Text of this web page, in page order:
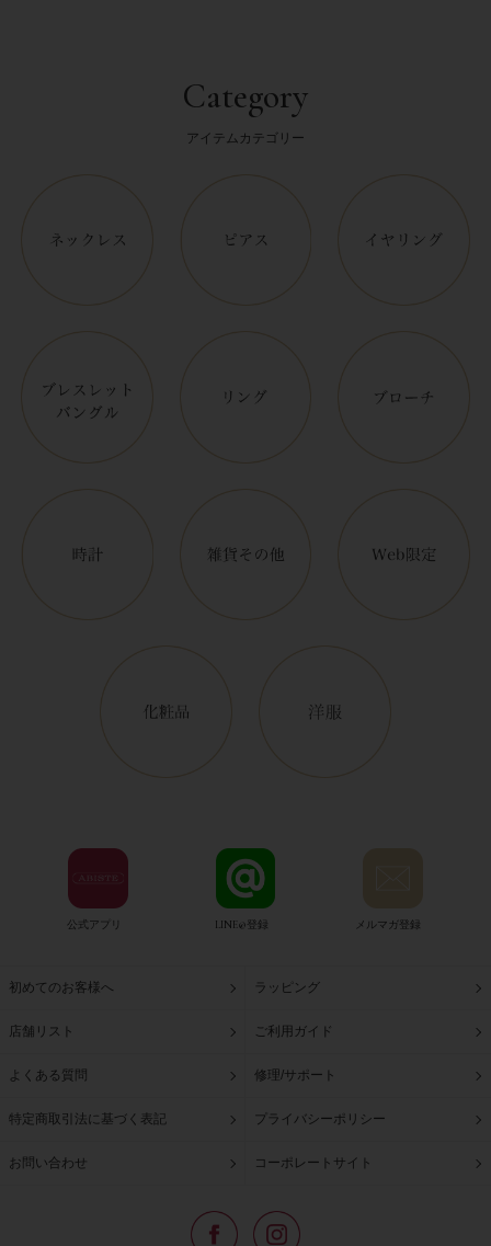
Category
アイテムカテゴリー
公式アプリ LINE@登録 メルマガ登録
初めてのお客様へ ラッピング
店舗リスト ご利用ガイド
よくある質問 修理/サポート
特定商取引法に基づく表記 プライバシーポリシー
お問い合わせ コーポレートサイト